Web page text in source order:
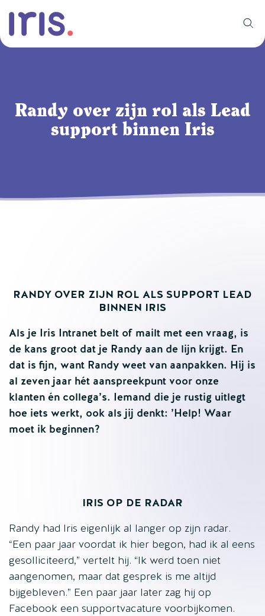
Randy over zijn rol als Lead
support binnen Iris
RANDY OVER ZIJN ROL ALS SUPPORT LEAD
BINNEN IRIS
Als je Iris Intranet belt of mailt met een vraag, is
de kans groot dat je Randy aan de lijn krijgt. En
dat is fijn, want Randy weet van aanpakken. Hij is
al zeven jaar hét aanspreekpunt voor onze
klanten én collega’s. Iemand die je rustig uitlegt
hoe iets werkt, ook als jij denkt: ’Help! Waar
moet ik beginnen?
IRIS OP DE RADAR
Randy had Iris eigenlijk al langer op zijn radar.
“Een paar jaar voordat ik hier begon, had ik al eens
gesolliciteerd,” vertelt hij. “Ik werd toen niet
aangenomen, maar dat gesprek is me altijd
bijgebleven.” Een paar jaar later zag hij op
Facebook een supportvacature voorbijkomen.